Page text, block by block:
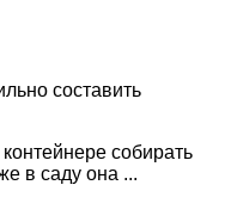
составить
собирать
в саду она ...